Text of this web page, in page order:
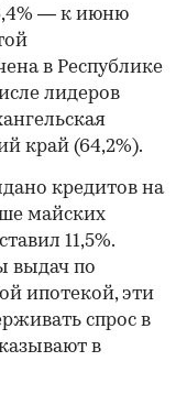
— к июню
в Республике
лидеров
край (64,2%).
кредитов на
майских
11,5%.
выдач по
ипотекой, эти
спрос в
в